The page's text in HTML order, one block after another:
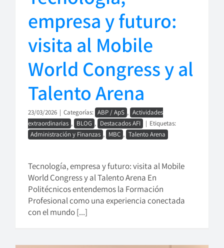
empresa y futuro:
visita al Mobile
World Congress y al
Talento Arena
23/03/2026 | Categorías: ABP / ApS , Actividades
extraordinarias , BLOG , Destacados AFI | Etiquetas:
Administración y Finanzas , MBC , Talento Arena
Tecnología, empresa y futuro: visita al Mobile
World Congress y al Talento Arena En
Politécnicos entendemos la Formación
Profesional como una experiencia conectada
con el mundo [...]